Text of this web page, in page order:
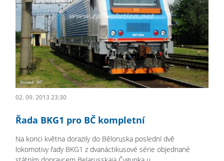
02. 09. 2013 23:30
Řada BKG1 pro BČ kompletní
Na konci května dorazily do Běloruska poslední dvě
lokomotivy řady BKG1 z dvanáctikusové série objednané